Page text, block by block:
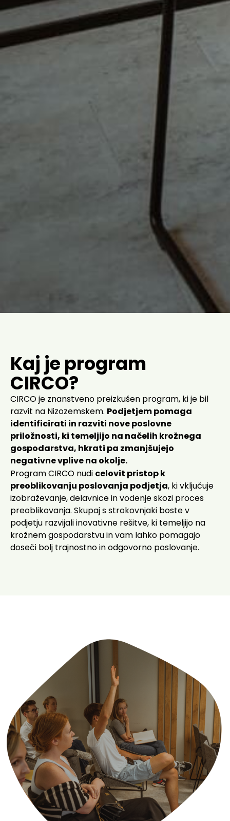
Kaj je program
CIRCO?
CIRCO je znanstveno preizkušen program, ki je bil
razvit na Nizozemskem. Podjetjem pomaga
identificirati in razviti nove poslovne
priložnosti, ki temeljijo na načelih krožnega
gospodarstva, hkrati pa zmanjšujejo
negativne vplive na okolje.
Program CIRCO nudi celovit pristop k
preoblikovanju poslovanja podjetja, ki vključuje
izobraževanje, delavnice in vodenje skozi proces
preoblikovanja. Skupaj s strokovnjaki boste v
podjetju razvijali inovativne rešitve, ki temeljijo na
krožnem gospodarstvu in vam lahko pomagajo
doseči bolj trajnostno in odgovorno poslovanje.